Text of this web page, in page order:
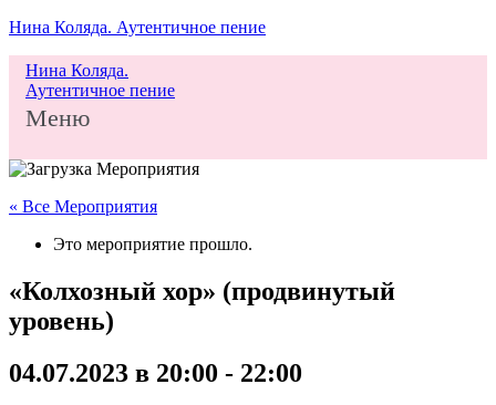
Нина Коляда. Аутентичное пение
Нина Коляда.
Аутентичное пение
Меню
« Все Мероприятия
Это мероприятие прошло.
«Колхозный хор» (продвинутый
уровень)
04.07.2023 в 20:00 - 22:00